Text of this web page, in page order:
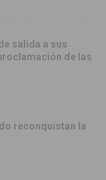
salida a sus
de las
reconquistan la